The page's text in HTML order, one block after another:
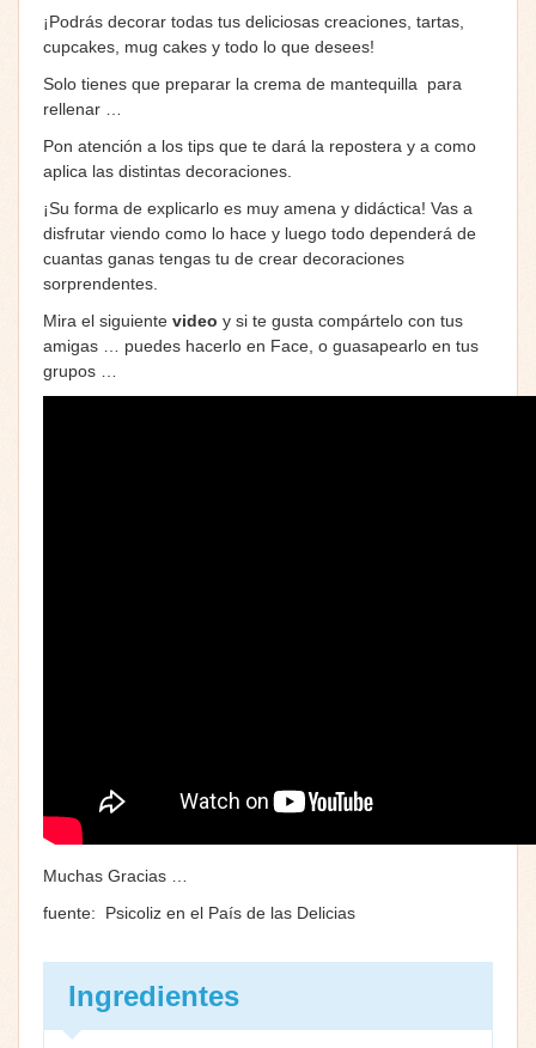
¡Podrás decorar todas tus deliciosas creaciones, tartas,
cupcakes, mug cakes y todo lo que desees!
Solo tienes que preparar la crema de mantequilla para
rellenar …
Pon atención a los tips que te dará la repostera y a como
aplica las distintas decoraciones.
¡Su forma de explicarlo es muy amena y didáctica! Vas a
disfrutar viendo como lo hace y luego todo dependerá de
cuantas ganas tengas tu de crear decoraciones
sorprendentes.
Mira el siguiente video y si te gusta compártelo con tus
amigas … puedes hacerlo en Face, o guasapearlo en tus
grupos …
Muchas Gracias …
fuente: Psicoliz en el País de las Delicias
Ingredientes